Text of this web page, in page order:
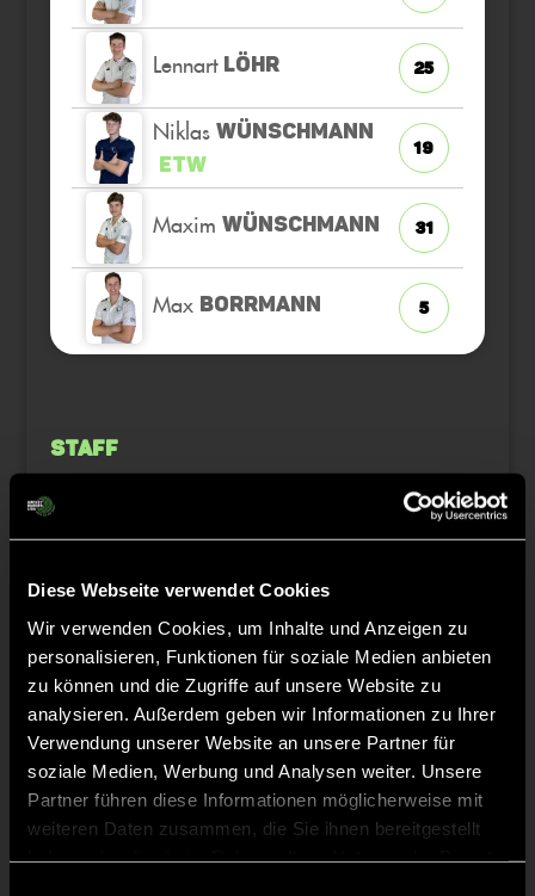
Diese Webseite verwendet Cookies
Wir verwenden Cookies, um Inhalte und Anzeigen zu
personalisieren, Funktionen für soziale Medien anbieten
zu können und die Zugriffe auf unsere Website zu
analysieren. Außerdem geben wir Informationen zu Ihrer
Verwendung unserer Website an unsere Partner für
soziale Medien, Werbung und Analysen weiter. Unsere
Partner führen diese Informationen möglicherweise mit
weiteren Daten zusammen, die Sie ihnen bereitgestellt
Lennart LÖHR 25
Niklas WÜNSCHMANN
ETW
19
Maxim WÜNSCHMANN 31
Max BORRMANN 5
Staff
Guido
Ziad AL-MICHREF
TW = Torwart & ETW = Ersatztorwart, K = Kapitän